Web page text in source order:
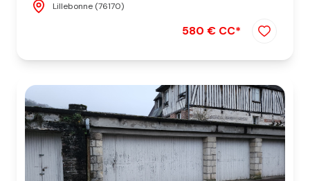
Lillebonne (76170)
580 € CC*